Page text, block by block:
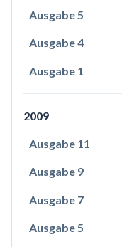
Ausgabe 5
Ausgabe 4
Ausgabe 1
2009
Ausgabe 11
Ausgabe 9
Ausgabe 7
Ausgabe 5